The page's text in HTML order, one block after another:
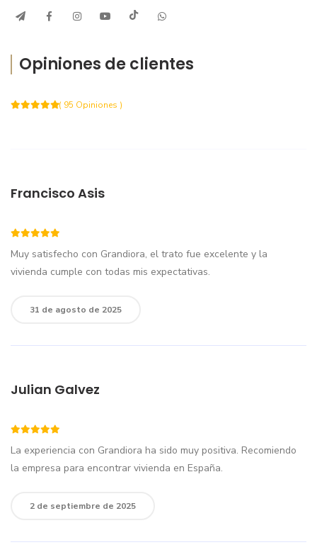
Opiniones de clientes
( 95 Opiniones )
Francisco Asis
Muy satisfecho con Grandiora, el trato fue excelente y la
vivienda cumple con todas mis expectativas.
31 de agosto de 2025
Julian Galvez
La experiencia con Grandiora ha sido muy positiva. Recomiendo
la empresa para encontrar vivienda en España.
2 de septiembre de 2025